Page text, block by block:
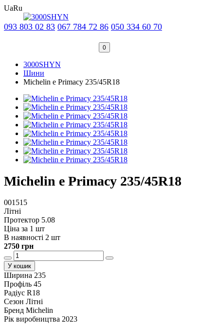
UaRu
093 803 02 83 067 784 72 86 050 334 60 70
0
3000SHYN
Шини
Michelin e Primacy 235/45R18
Michelin e Primacy 235/45R18
001515
Літні
Протектор 5.08
Ціна за 1 шт
В наявності 2 шт
2750 грн
У кошик
Ширина 235
Профіль 45
Радіус R18
Сезон Літні
Бренд Michelin
Рік виробництва 2023